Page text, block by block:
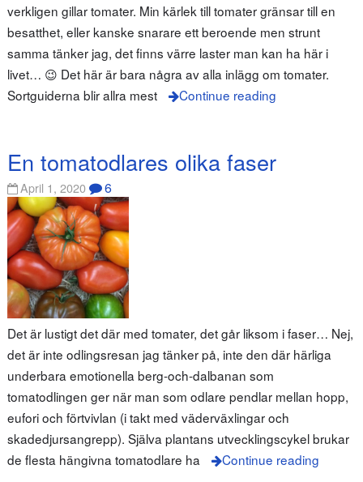
verkligen gillar tomater. Min kärlek till tomater gränsar till en
besatthet, eller kanske snarare ett beroende men strunt
samma tänker jag, det finns värre laster man kan ha här i
livet… 😉 Det här är bara några av alla inlägg om tomater.
Sortguiderna blir allra mest
Continue reading
En tomatodlares olika faser
April 1, 2020 6
Det är lustigt det där med tomater, det går liksom i faser… Nej,
det är inte odlingsresan jag tänker på, inte den där härliga
underbara emotionella berg-och-dalbanan som
tomatodlingen ger när man som odlare pendlar mellan hopp,
eufori och förtvivlan (i takt med väderväxlingar och
skadedjursangrepp). Själva plantans utvecklingscykel brukar
de flesta hängivna tomatodlare ha
Continue reading